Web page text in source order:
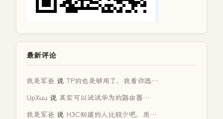
最新评论
我是军爸 说 TP的也是够用了，我看你选…
UpXuu 说 其实可以试试华为的路由器…
我是军爸 说 H3C知道的人比较少吧，质…